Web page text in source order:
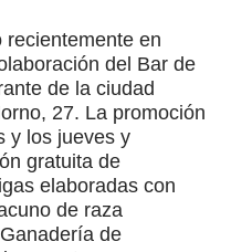
recientemente en
del Bar de
de la ciudad
27. La promoción
y los jueves y
gratuita de
elaboradas con
de raza
de